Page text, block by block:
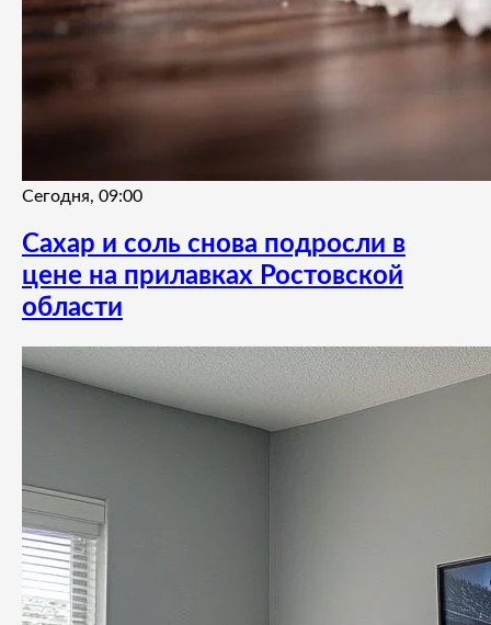
Сегодня, 09:00
Сахар и соль снова подросли в
цене на прилавках Ростовской
области